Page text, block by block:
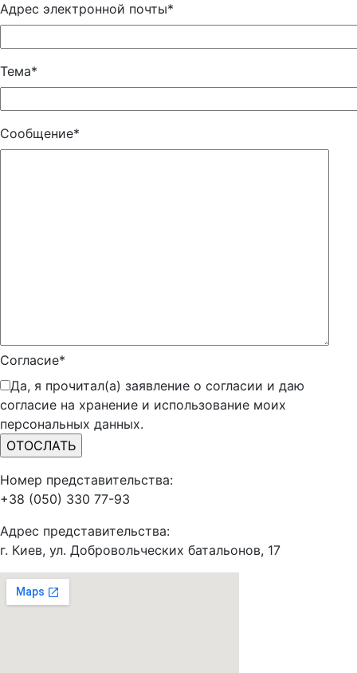
Адрес электронной почты*
Тема*
Сообщение*
Согласие*
Да, я прочитал(а) заявление о согласии и даю
согласие на хранение и использование моих
персональных данных.
Номер представительства:
+38 (050) 330 77-93
Адрес представительства:
г. Киев, ул. Добровольческих батальонов, 17